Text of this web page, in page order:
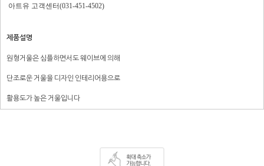
아트유 고객센터(031-451-4502)
제품설명
원형거울은 심플하면서도 웨이브에 의해
단조로운 거울을 디자인 인테리어용으로
활용도가 높은 거울입니다